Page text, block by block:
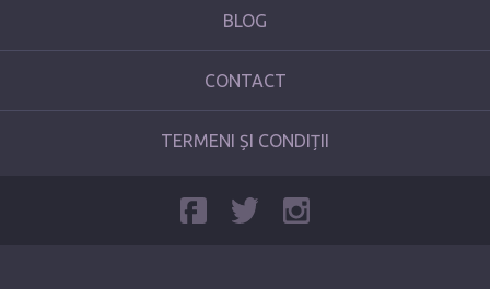
BLOG
CONTACT
TERMENI ȘI CONDIȚII